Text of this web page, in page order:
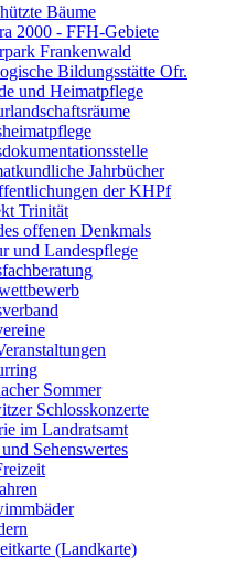
Bäume
2000 - FFH-Gebiete
Frankenwald
Bildungsstätte Ofr.
und Heimatpflege
Jahrbücher
der KHPf
Trinität
offenen Denkmals
und Landespflege
Sommer
Schlosskonzerte
im Landratsamt
Sehenswertes
(Landkarte)